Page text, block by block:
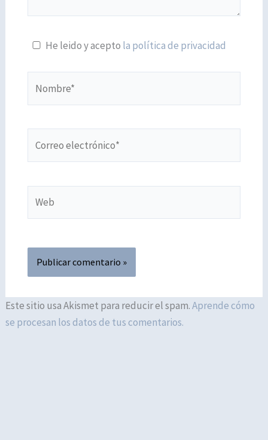
He leido y acepto la política de privacidad
electrónico*
Este sitio usa Akismet para reducir el spam.Aprende cómo
se procesan los datos de tus comentarios.